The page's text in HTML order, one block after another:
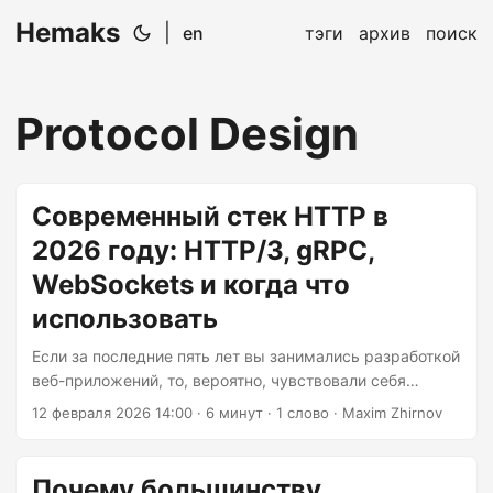
Hemaks en тэги архив поиск
Protocol Design
Современный стек HTTP в
2026 году: HTTP/3, gRPC,
WebSockets и когда что
использовать
Если за последние пять лет вы занимались разработкой
веб-приложений, то, вероятно, чувствовали себя
путешественником во времени, наблюдая за
обнаруживаете, что существует gRPC и делает ваш
12 февраля 2026 14:00 · 6 минут · 1 слово · Maxim Zhirnov